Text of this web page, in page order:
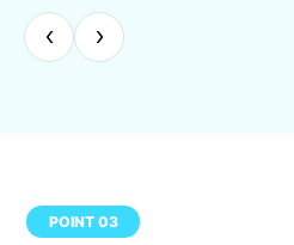
‹ ›
POINT 03